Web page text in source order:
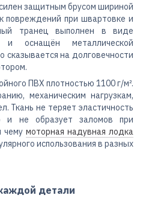
защитным брусом шириной
повреждений при швартовке и
транец выполнен в виде
и оснащён металлической
сказывается на долговечности
ПВХ плотностью 1100 г/м².
механическим нагрузкам,
Ткань не теряет эластичность
и не образует заломов при
чему моторная надувная лодка
использования в разных
детали